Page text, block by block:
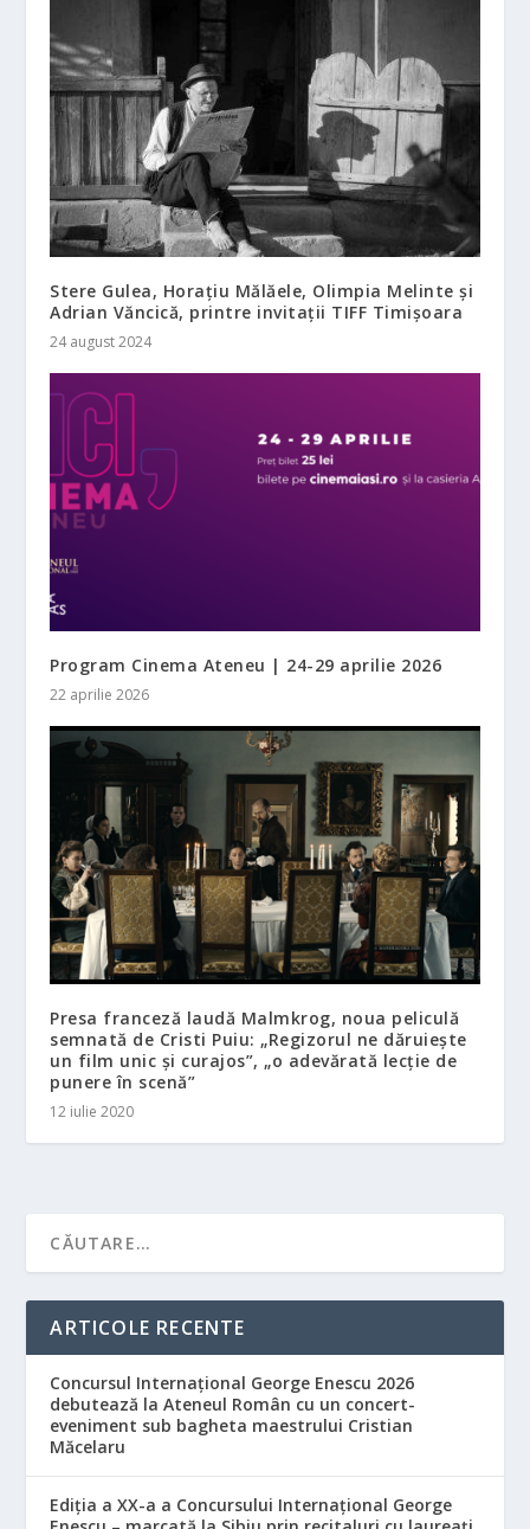
Stere Gulea, Horațiu Mălăele, Olimpia Melinte și
Adrian Văncică, printre invitații TIFF Timișoara
24 august 2024
Program Cinema Ateneu | 24-29 aprilie 2026
22 aprilie 2026
Presa franceză laudă Malmkrog, noua peliculă
semnată de Cristi Puiu: „Regizorul ne dăruiește
un film unic și curajos”, „o adevărată lecție de
punere în scenă”
12 iulie 2020
ARTICOLE RECENTE
Concursul Internațional George Enescu 2026
debutează la Ateneul Român cu un concert-
eveniment sub bagheta maestrului Cristian
Măcelaru
Ediția a XX-a a Concursului Internațional George